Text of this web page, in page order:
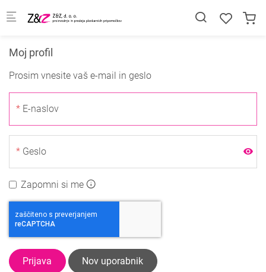
Moj profil
Prosim vnesite vaš e-mail in geslo
E-naslov
Geslo
Zapomni si me
Prijava Nov uporabnik